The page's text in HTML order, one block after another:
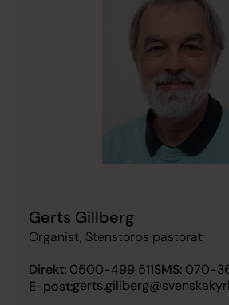
Gerts Gillberg
Organist, Stenstorps pastorat
Direkt: 0500-499 511SMS: 070-
E-post: